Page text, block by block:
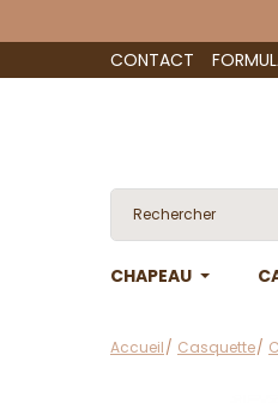
CONTACT
CHAPEAU
Accueil Casquette